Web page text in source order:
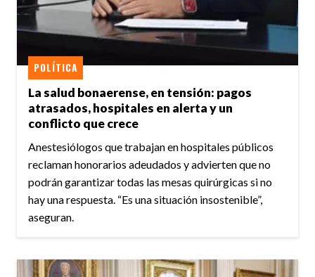
La salud bonaerense, en tensión: pagos
atrasados, hospitales en alerta y un
conflicto que crece
POLÍTICA
Anestesiólogos que trabajan en hospitales públicos
reclaman honorarios adeudados y advierten que no
podrán garantizar todas las mesas quirúrgicas si no
hay una respuesta. “Es una situación insostenible”,
aseguran.